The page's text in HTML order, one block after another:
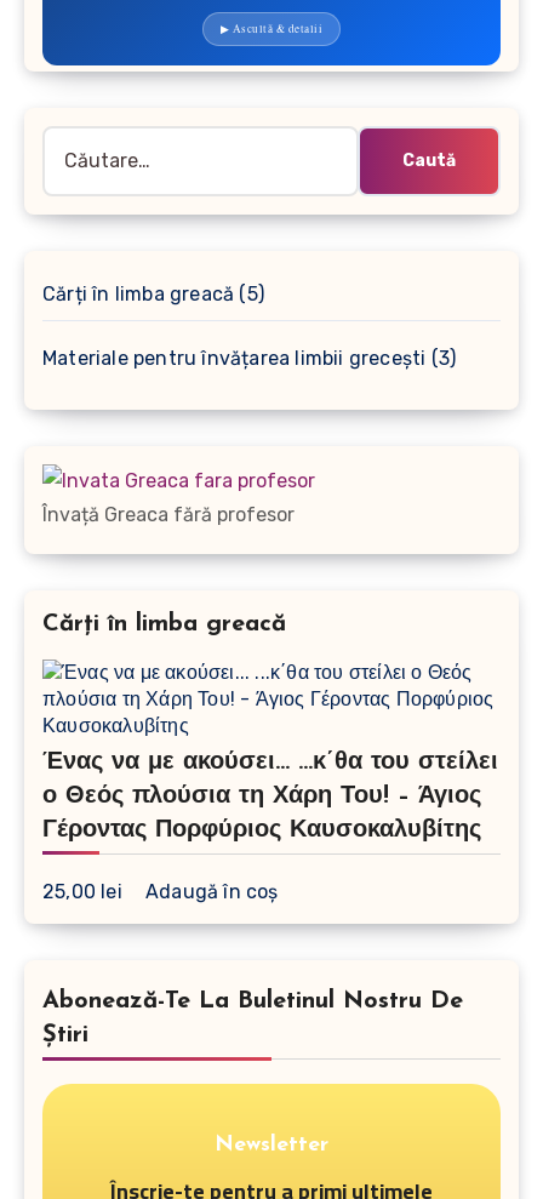
▶ Ascultă & detalii
după:
Cărți în limba greacă 55
produse
Materiale pentru învățarea limbii grecești
33
Învață Greaca fără profesor
Cărți în limba greacă
Ένας να με ακούσει… …κ΄θα του στείλει
ο Θεός πλούσια τη Χάρη Του! – Άγιος
Γέροντας Πορφύριος Καυσοκαλυβίτης
25,00 lei Adaugă în coș
Abonează-Te La Buletinul Nostru De
Știri
Newsletter
Înscrie-te pentru a primi ultimele